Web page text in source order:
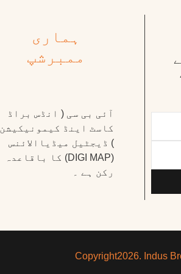
ہماری
ممبرشپ
آئی بی سی ( انڈس براڈ
کاسٹ اینڈ کیمونیکیشن
) ڈیجٹیل میڈیاالائنس
(DIGI MAP) کا باقاعدہ
رکن ہے ۔
Copyright2026. Indus